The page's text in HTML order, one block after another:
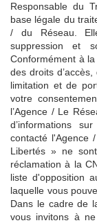
Responsable du
base légale du
/ du Réseau.
suppression et
Conformément à
des droits d’accès,
limitation et de
votre
l’Agence / Le
d’informations
contacté l'Agence
Libertés » ne
réclamation à la
liste d'opposition
laquelle vous
Dans le cadre de
vous invitons à